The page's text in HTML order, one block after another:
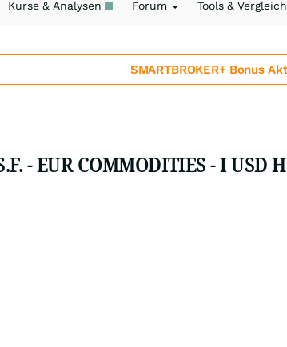
Kurse & Analysen Forum Tools &
SMARTBROKER+ Bonus
- EUR COMMODITIES - I USD